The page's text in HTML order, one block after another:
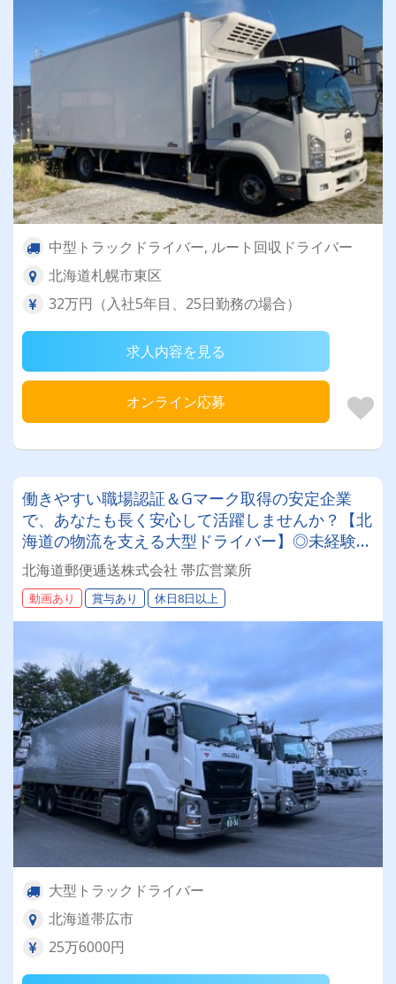
中型トラックドライバー, ルート回収ドライバー
北海道札幌市東区
32万円（入社5年目、25日勤務の場合）
求人内容を見る
オンライン応募
働きやすい職場認証＆Gマーク取得の安定企業
で、あなたも長く安心して活躍しませんか？【北
海道の物流を支える大型ドライバー】◎未経験歓
迎◎残業月平均8～9時間◎賞与年3回（昨年度実
績：計4.05ヶ月分）◎カゴ台車メイン
北海道郵便逓送株式会社 帯広営業所
動画あり 賞与あり 休日8日以上
大型トラックドライバー
北海道帯広市
25万6000円